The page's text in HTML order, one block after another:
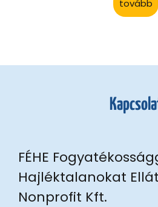
tovább
FÉHE
Hajléktalanokat
Nonprofit Kft.